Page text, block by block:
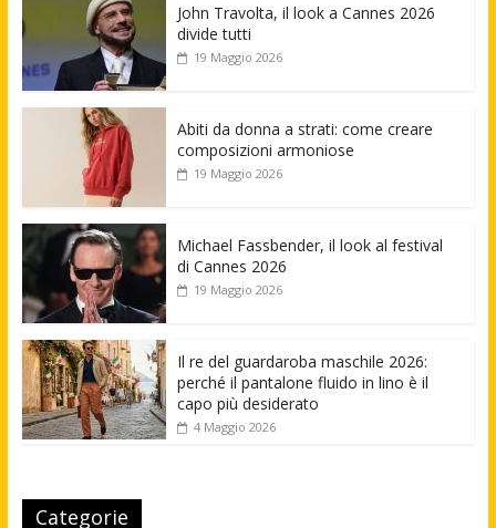
John Travolta, il look a Cannes 2026
divide tutti
19 Maggio 2026
Abiti da donna a strati: come creare
composizioni armoniose
19 Maggio 2026
Michael Fassbender, il look al festival
di Cannes 2026
19 Maggio 2026
Il re del guardaroba maschile 2026:
perché il pantalone fluido in lino è il
capo più desiderato
4 Maggio 2026
Categorie